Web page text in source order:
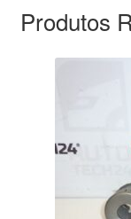
Produtos